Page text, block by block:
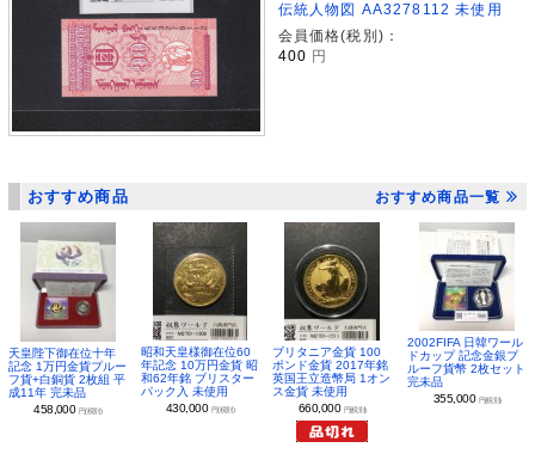
伝統人物図 AA3278112 未使用
会員価格(税別)：
400 円
おすすめ商品 おすすめ商品一覧
天皇陛下御在位十年
記念 1万円金貨プルー
フ貨+白銅貨 2枚組 平
成11年 完未品
458,000 円(税別)
昭和天皇様御在位60
年記念 10万円金貨 昭
和62年銘 ブリスター
パック入 未使用
430,000 円(税別)
ブリタニア金貨 100
ポンド金貨 2017年銘
英国王立造幣局 1オン
ス金貨 未使用
660,000 円(税別)
2002FIFA 日韓ワール
ドカップ 記念金銀プ
ルーフ貨幣 2枚セット
完未品
355,000 円(税別)